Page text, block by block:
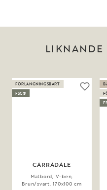
LIKNANDE
CARRADALE
Matbord, V-ben,
Brun/svart, 170x100 cm
FÖRLÄNGNINGSBART
FSC®